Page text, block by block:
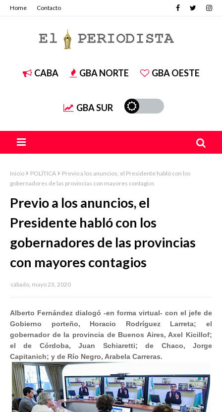
Home Contacto
CABA GBA NORTE GBA OESTE
GBA SUR
Inicio POLÍTICA
Previo a los anuncios, el Presidente habló con los
gobernadores de las provincias con mayores contagios
Previo a los anuncios, el
Presidente habló con los
gobernadores de las provincias
con mayores contagios
sábado, mayo 23, 2020
Alberto Fernández dialogó -en forma virtual- con el jefe de
Gobierno porteño, Horacio Rodríguez Larreta; el
gobernador de la provincia de Buenos Aires, Axel Kicillof;
el de Córdoba, Juan Schiaretti; de Chaco, Jorge
Capitanich; y de Río Negro, Arabela Carreras.